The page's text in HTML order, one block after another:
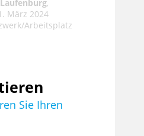
,
März 2024
Arbeitsplatz
Sie Ihren